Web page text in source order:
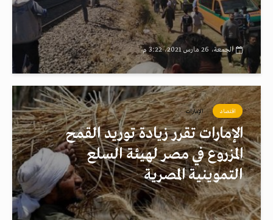
الجمعة، 26 مارس 2021، 3:22 م
اقتصاد الإمارات
الإمارات تقرر زيادة توريد القمح
المزروع في مصر لهيئة السلع
التموينية المصرية